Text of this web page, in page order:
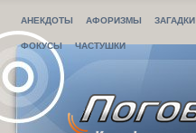
АНЕКДОТЫ АФОРИЗМЫ ЗАГАДКИ
ФОКУСЫ ЧАСТУШКИ